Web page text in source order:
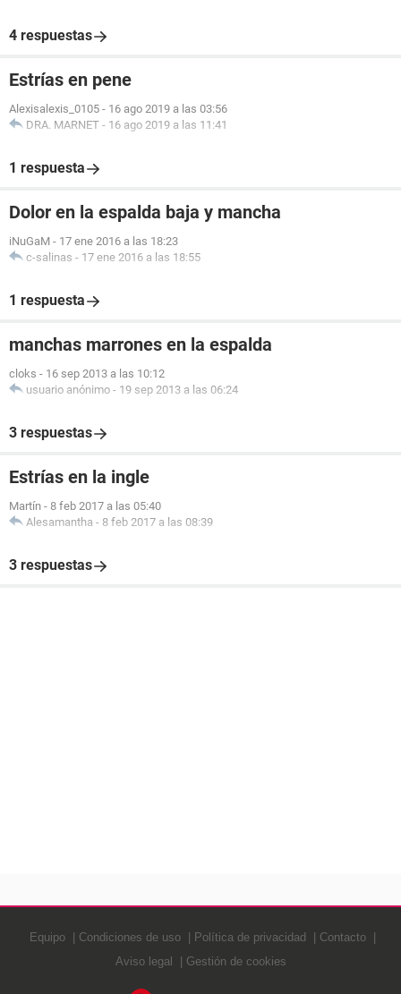
4 respuestas
Estrías en pene
Alexisalexis_0105 - 16 ago 2019 a las 03:56
DRA. MARNET - 16 ago 2019 a las 11:41
1 respuesta
Dolor en la espalda baja y mancha
iNuGaM - 17 ene 2016 a las 18:23
c-salinas - 17 ene 2016 a las 18:55
1 respuesta
manchas marrones en la espalda
cloks - 16 sep 2013 a las 10:12
usuario anónimo - 19 sep 2013 a las 06:24
3 respuestas
Estrías en la ingle
Martín - 8 feb 2017 a las 05:40
Alesamantha - 8 feb 2017 a las 08:39
3 respuestas
Equipo Condiciones de uso Política de privacidad
Contacto
Aviso legal
Gestión de cookies